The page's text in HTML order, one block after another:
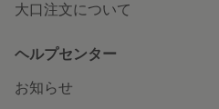
大口注文について
ヘルプセンター
お知らせ